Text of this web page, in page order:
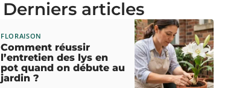
Derniers articles
FLORAISON
Comment réussir
l’entretien des lys en
pot quand on débute au
jardin ?